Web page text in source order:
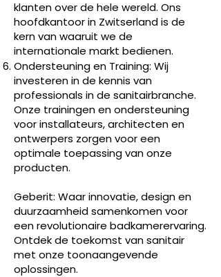
klanten over de hele wereld. Ons
hoofdkantoor in Zwitserland is de
kern van waaruit we de
internationale markt bedienen.
Ondersteuning en Training: Wij
investeren in de kennis van
professionals in de sanitairbranche.
Onze trainingen en ondersteuning
voor installateurs, architecten en
ontwerpers zorgen voor een
optimale toepassing van onze
producten.
Geberit: Waar innovatie, design en
duurzaamheid samenkomen voor
een revolutionaire badkamerervaring.
Ontdek de toekomst van sanitair
met onze toonaangevende
oplossingen.